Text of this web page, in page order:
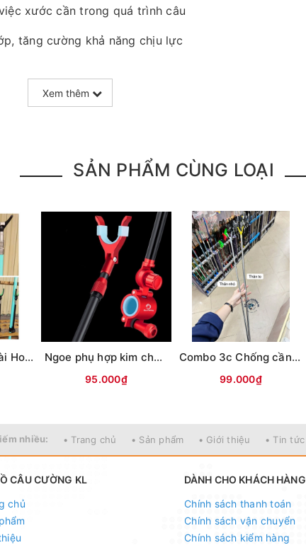
xước cần trong quá trình câu
tăng cường khả năng chịu lực
Xem thêm
SẢN PHẨM CÙNG LOẠI
Chống cần câu đài Hoa Hồng Ngoe phụ hợp kim chống cần câu đài
95.000₫
Combo 3c Chống cần Inox 304 Super đầu nhựa - Thân nhỏ - Dài
99.000₫
nhiều: • Trang chủ • Sản phẩm • Giới thiệu • Tin tức
CÂU CƯỜNG KL
chủ
DÀNH CHO KHÁCH HÀNG
Chính sách thanh toán
Chính sách vận chuyển
Chính sách kiểm hàng